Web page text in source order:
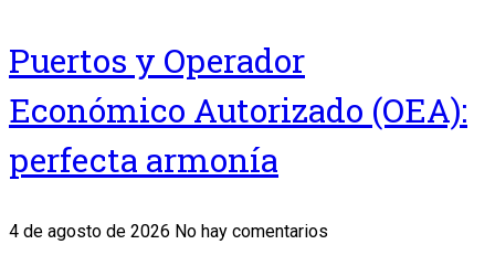
Puertos y Operador
Económico Autorizado (OEA):
perfecta armonía
4 de agosto de 2026 No hay comentarios